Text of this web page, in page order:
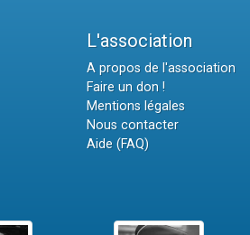
L'association
A propos de l'association
Faire un don !
Mentions légales
Nous contacter
Aide (FAQ)